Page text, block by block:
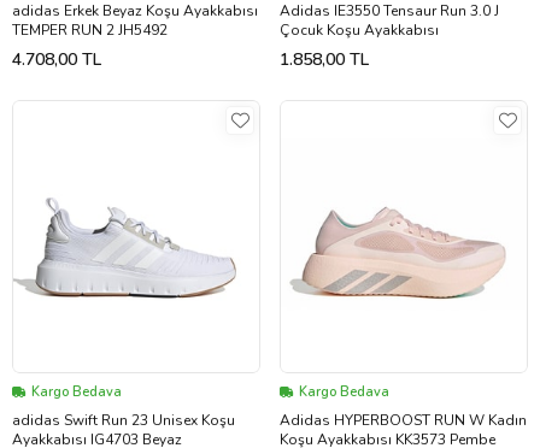
adidas Erkek Beyaz Koşu Ayakkabısı
TEMPER RUN 2 JH5492
4.708,00 TL
Adidas IE3550 Tensaur Run 3.0 J
Çocuk Koşu Ayakkabısı
1.858,00 TL
Kargo Bedava
adidas Swift Run 23 Unisex Koşu
Ayakkabısı IG4703 Beyaz
Kargo Bedava
Adidas HYPERBOOST RUN W Kadın
Koşu Ayakkabısı KK3573 Pembe